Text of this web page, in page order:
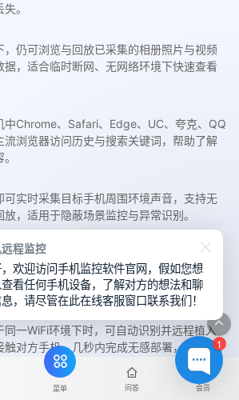
。
，仍可浏览与回放已采集的相册照片与视频
据，适合临时断网、无网络环境下快速查看
中Chrome、Safari、Edge、UC、夸克、QQ
流浏览器访问历史与搜索关键词，帮助了解
可实时采集目标手机周围环境声音，支持无
，适用于隐蔽场景监控与异常识别。
不同品牌、不同系统设备的监控权限，如
或由安卓转至三星，一键切换无需重新部
一WiFi环境下时，可自动识别并远程植入
触对方手机，几秒内完成无感部署，没有任
菜单 问答 会员
1
程监控
欢迎访问手机监控软件官网，假如您想
看任何手机设备，了解对方的想法和聊
，请尽管在此在线客服窗口联系我们！